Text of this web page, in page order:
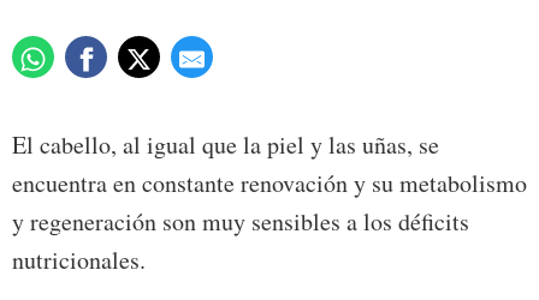
El cabello, al igual que la piel y las uñas, se
encuentra en constante renovación y su metabolismo
y regeneración son muy sensibles a los déficits
nutricionales.